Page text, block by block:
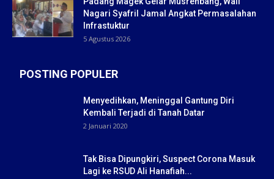
Nagari Syafril Jamal Angkat Permasalahan
Infrastuktur
5 Agustus 2026
POSTING POPULER
Menyedihkan, Meninggal Gantung Diri
Kembali Terjadi di Tanah Datar
2 Januari 2020
Tak Bisa Dipungkiri, Suspect Corona Masuk
Lagi ke RSUD Ali Hanafiah...